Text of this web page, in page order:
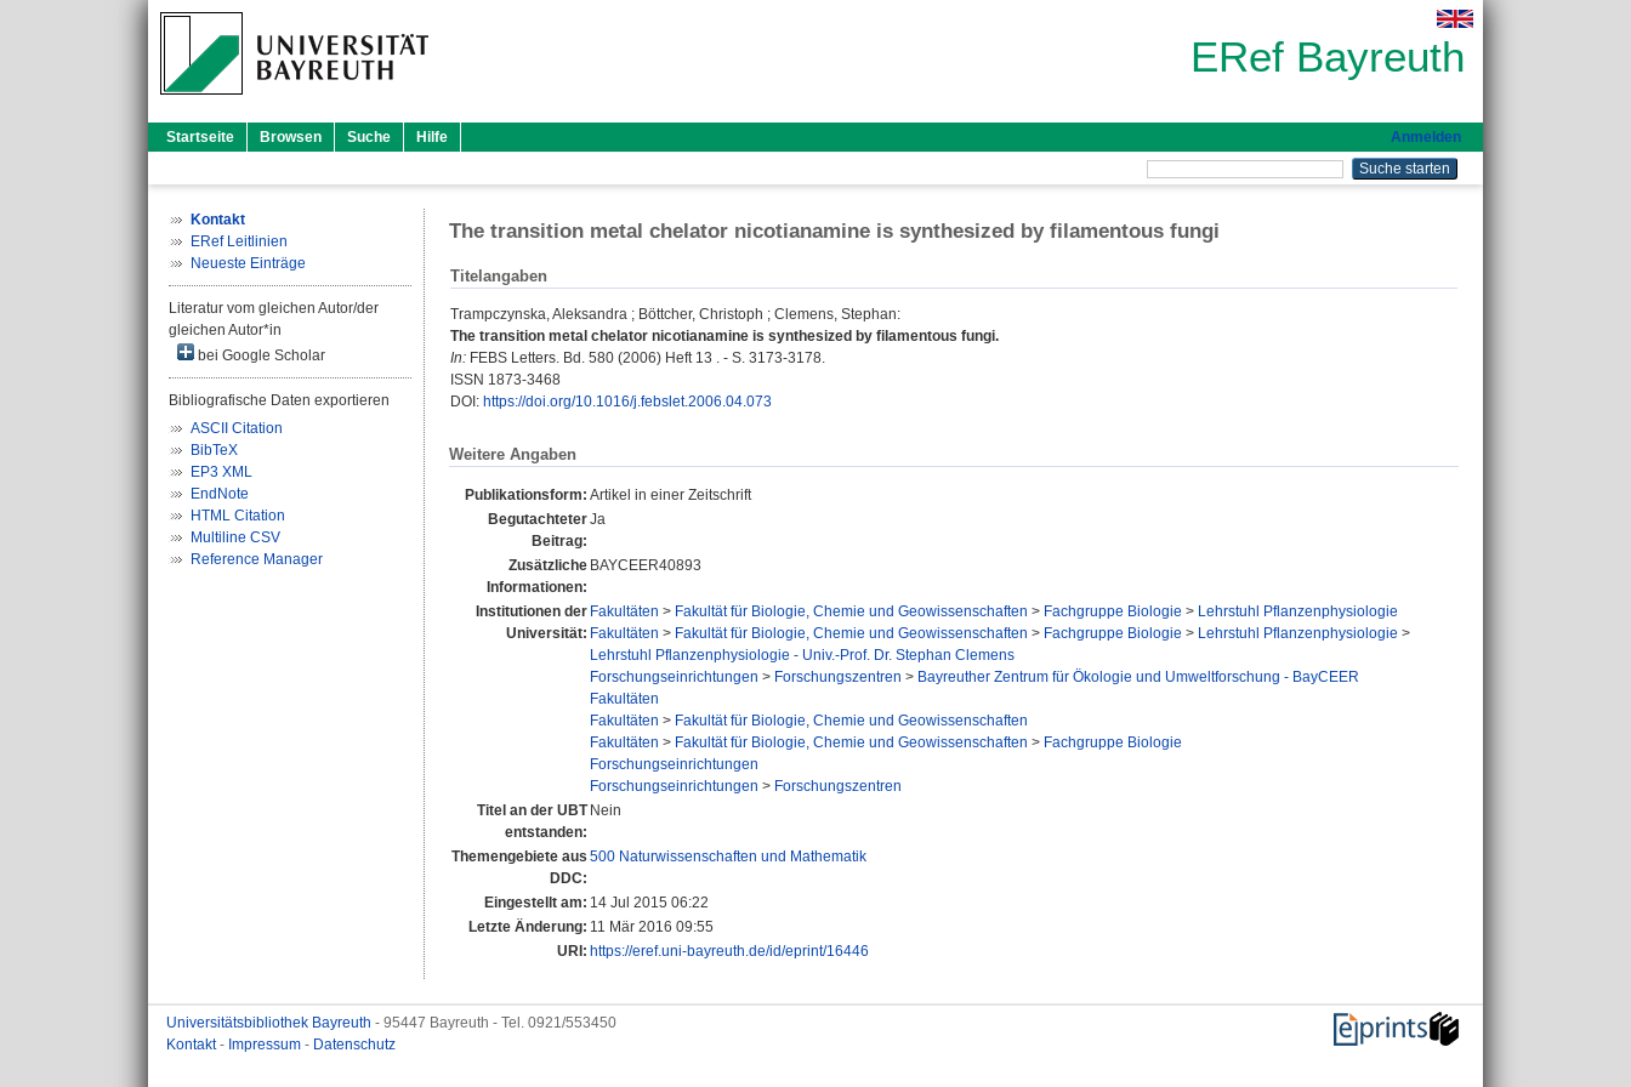
ERef Bayreuth
Startseite Browsen Suche Hilfe Anmelden
Kontakt
ERef Leitlinien
Neueste Einträge
Literatur vom gleichen Autor/der
gleichen Autor*in
bei Google Scholar
Bibliografische Daten exportieren
ASCII Citation
BibTeX
EP3 XML
EndNote
HTML Citation
Multiline CSV
Reference Manager
The transition metal chelator nicotianamine is synthesized by filamentous fungi
Titelangaben
Trampczynska, Aleksandra ; Böttcher, Christoph ; Clemens, Stephan:
The transition metal chelator nicotianamine is synthesized by filamentous fungi.
In: FEBS Letters. Bd. 580 (2006) Heft 13 . - S. 3173-3178.
ISSN 1873-3468
DOI: https://doi.org/10.1016/j.febslet.2006.04.073
Weitere Angaben
Publikationsform: Artikel in einer Zeitschrift
Begutachteter
Beitrag:
Ja
Zusätzliche
Informationen:
BAYCEER40893
Institutionen der
Universität:
Fakultäten > Fakultät für Biologie, Chemie und Geowissenschaften > Fachgruppe Biologie > Lehrstuhl Pflanzenphysiologie
Fakultäten > Fakultät für Biologie, Chemie und Geowissenschaften > Fachgruppe Biologie > Lehrstuhl Pflanzenphysiologie >
Lehrstuhl Pflanzenphysiologie - Univ.-Prof. Dr. Stephan Clemens
Forschungseinrichtungen > Forschungszentren > Bayreuther Zentrum für Ökologie und Umweltforschung - BayCEER
Fakultäten
Fakultäten > Fakultät für Biologie, Chemie und Geowissenschaften
Fakultäten > Fakultät für Biologie, Chemie und Geowissenschaften > Fachgruppe Biologie
Forschungseinrichtungen
Forschungseinrichtungen > Forschungszentren
Titel an der UBT
entstanden:
Nein
Themengebiete aus
DDC:
500 Naturwissenschaften und Mathematik
Eingestellt am: 14 Jul 2015 06:22
Letzte Änderung: 11 Mär 2016 09:55
URI: https://eref.uni-bayreuth.de/id/eprint/16446
Universitätsbibliothek Bayreuth - 95447 Bayreuth - Tel. 0921/553450
Kontakt- Impressum - Datenschutz